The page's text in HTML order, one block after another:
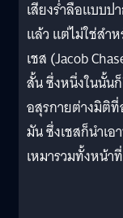
เสียงร่ำลือแบบ
แล้ว แต่ไม่ใช่สำ
เชส (Jacob
สั้น ซึ่งหนึ่งในนั้น
อสุรกายต่างมิติ
มัน ซึ่งเชสก็นำเอ
เหมารวมทั้งหน้า